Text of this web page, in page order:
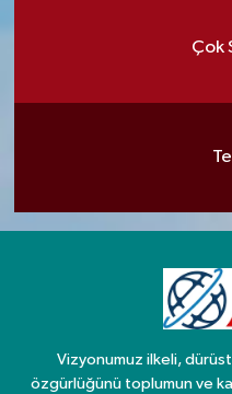
Çok
Vizyonumuz ilkeli,
özgürlüğünü toplumun ve